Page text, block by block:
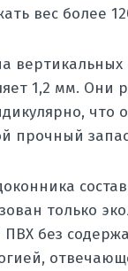
вес более
вертикальных
1,2 мм. Они
что
прочный
только
ПВХ без